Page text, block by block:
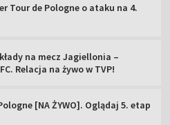
Tour de Pologne o ataku na 4.
na mecz Jagiellonia –
Relacja na żywo w TVP!
[NA ŻYWO]. Oglądaj 5. etap